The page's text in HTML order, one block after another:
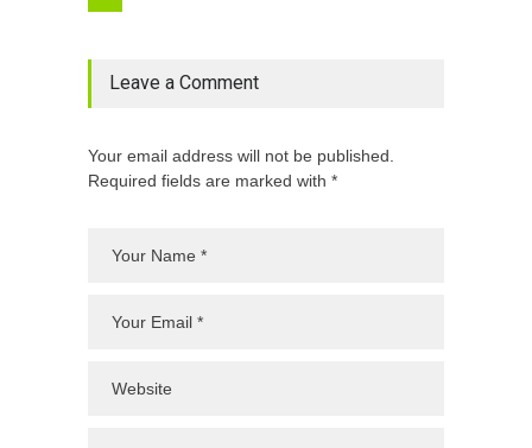
Leave a Comment
Your email address will not be published.
Required fields are marked with *